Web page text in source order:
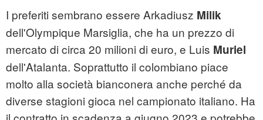
I preferiti sembrano essere Arkadiusz Milik
dell'Olympique Marsiglia, che ha un prezzo di
mercato di circa 20 milioni di euro, e Luis Muriel
dell'Atalanta. Soprattutto il colombiano piace
molto alla società bianconera anche perché da
diverse stagioni gioca nel campionato italiano. Ha